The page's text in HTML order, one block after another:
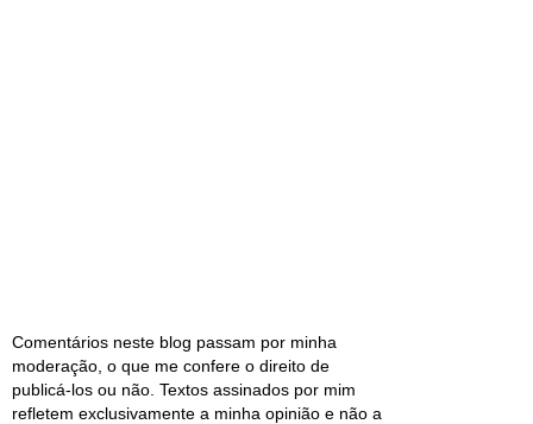
Comentários neste blog passam por minha
moderação, o que me confere o direito de
publicá-los ou não. Textos assinados por mim
refletem exclusivamente a minha opinião e não a